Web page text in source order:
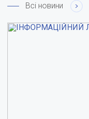
Всі новини